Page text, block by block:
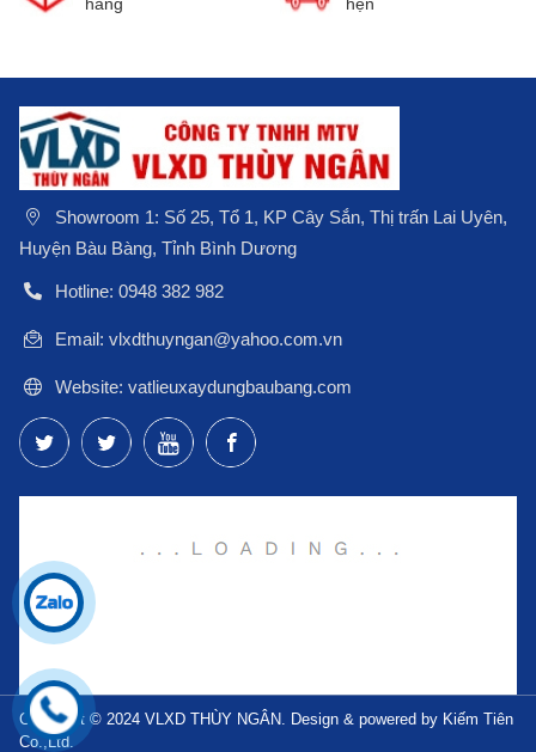
Showroom 1: Số 25, Tổ 1, KP Cây Sắn, Thị trấn Lai Uyên,
Huyện Bàu Bàng, Tỉnh Bình Dương
Hotline: 0948 382 982
Email: vlxdthuyngan@yahoo.com.vn
Website: vatlieuxaydungbaubang.com
Copyright © 2024 VLXD THÙY NGÂN. Design & powered by Kiếm Tiên
Co.,Ltd.